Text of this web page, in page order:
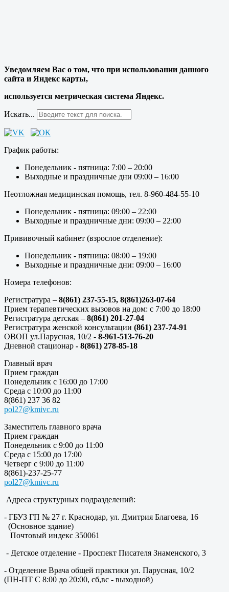
Уведомляем Вас о том, что при использовании данного
сайта и Яндекс карты,
используется метрическая система Яндекс.
Искать...
График работы:
Понедельник - пятница: 7:00 – 20:00
Выходные и праздничные дни 09:00 – 16:00
Неотложная медицинская помощь, тел. 8-960-484-55-10
Понедельник - пятница: 09:00 – 22:00
Выходные и праздничные дни: 09:00 – 22:00
Прививочный кабинет (взрослое отделение):
Понедельник - пятница: 08:00 – 19:00
Выходные и праздничные дни: 09:00 – 16:00
Номера телефонов:
Регистратура – 8(861) 237-55-15, 8(861)263-07-64
Прием терапевтических вызовов на дом: с 7:00 до 18:00
Регистратура детская – 8(861) 201-27-04
Регистратура женской консультации (861) 237-74-91
ОВОП ул.Парусная, 10/2 - 8-961-513-76-20
Дневной стационар - 8(861) 278-85-18
Главный врач
Прием граждан
Понедельник с 16:00 до 17:00
Среда с 10:00 до 11:00
8(861) 237 36 82
pol27@kmivc.ru
Заместитель главного врача
Прием граждан
Понедельник с 9:00 до 11:00
Среда с 15:00 до 17:00
Четверг с 9:00 до 11:00
8(861)-237-25-77
pol27@kmivc.ru
Адреса структурных подразделений:
- ГБУЗ ГП № 27 г. Краснодар, ул. Дмитрия Благоева, 16
(Основное здание)
Почтовый индекс 350061
- Детское отделение - Проспект Писателя Знаменского, 3
- Отделение Врача общей практики ул. Парусная, 10/2
(ПН-ПТ С 8:00 до 20:00, сб,вс - выходной)